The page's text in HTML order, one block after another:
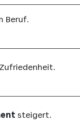
Beruf.
steigert.